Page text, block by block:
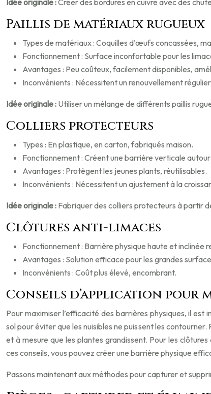
Idée originale :Créer des bordures en cuivre avec des
Paillis de matériaux rugueux
Types de matériaux : Coquilles d’œufs concassées,
Fonctionnement : Surface inconfortable pour les
Avantages : Peu coûteux, facilement disponibles,
Inconvénients : Nécessitent un renouvellement
Idée originale : Utiliser un mélange de différents paillis
Colliers protecteurs
Types : En plastique, en carton, fabriqués maison.
Fonctionnement : Créent une barrière verticale
Avantages : Protègent les jeunes plants, réutilisables.
Inconvénients : Nécessitent un ajustement à la
Idée originale : Fabriquer des colliers protecteurs à partir
Clôtures anti-limaces
Fonctionnement : Barrière physique haute et inclinée
Avantages : Solution efficace pour les grandes
Inconvénients : Coût plus élevé, encombrant.
Conseils d’application pour
Pour maximiser l’efficacité des barrières physiques, il
sol pour éviter que les nuisibles ne puissent les
et à mesure que les plantes grandissent. Pour les
ces conseils, vous pouvez créer une barrière physique
Passons maintenant aux méthodes pour capturer et